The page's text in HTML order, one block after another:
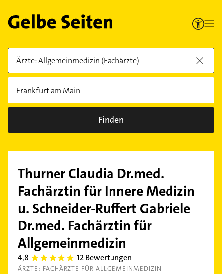
Finden
Thurner Claudia Dr.med.
Fachärztin für Innere Medizin
u. Schneider-Ruffert Gabriele
Dr.med. Fachärztin für
Allgemeinmedizin
4,8 4.8 12 Bewertungen
ÄRZTE: FACHÄRZTE FÜR ALLGEMEINMEDIZIN